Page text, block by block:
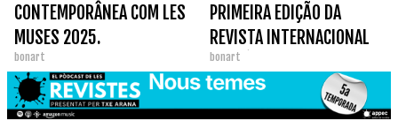
CONTEMPORÂNEA COM LES
MUSES 2025.
bonart
PRIMEIRA EDIÇÃO DA
REVISTA INTERNACIONAL
NO MÉXICO.
bonart